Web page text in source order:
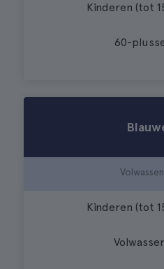
Kinderen (tot
60-
Kinderen (tot